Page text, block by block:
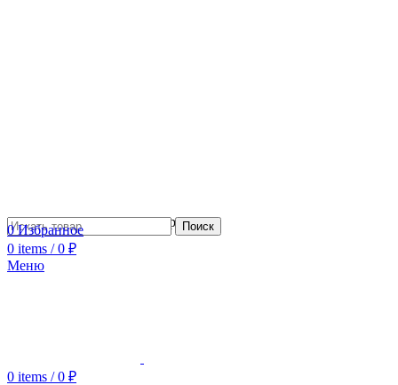
Сотрудничество с дизайнерамиПоиск
0Избранное
0 items / 0 ₽
Меню
0 items / 0 ₽